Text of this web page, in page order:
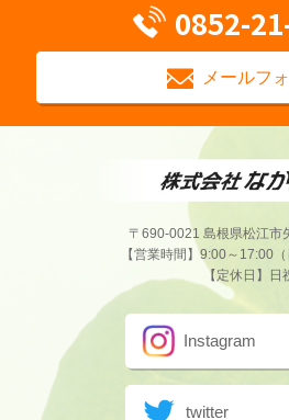
0852-
メールフ
〒690-0021 島根県松江市
【営業時間】9:00～17:00（
【定休日】日
Instagram
twitter